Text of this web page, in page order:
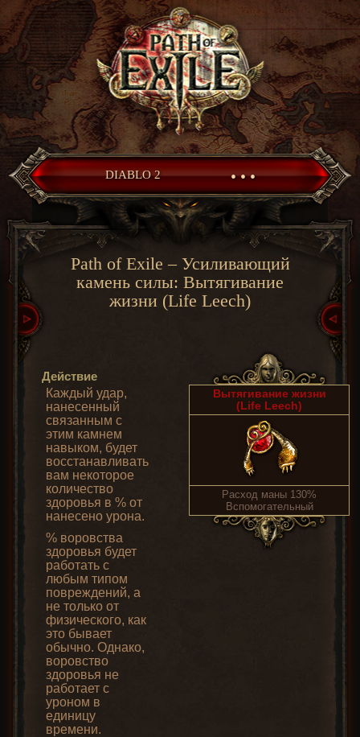
DIABLO 2 • • •
Path of Exile – Усиливающий
камень силы: Вытягивание
жизни (Life Leech)
Действие
Каждый удар,
нанесенный
связанным с
этим камнем
навыком, будет
восстанавливать
вам некоторое
количество
здоровья в % от
нанесено урона.
% воровства
здоровья будет
работать с
любым типом
повреждений, а
не только от
физического, как
это бывает
обычно. Однако,
воровство
здоровья не
работает с
уроном в
единицу
времени.
Вытягивание жизни
(Life Leech)
Расход маны 130%
Вспомогательный